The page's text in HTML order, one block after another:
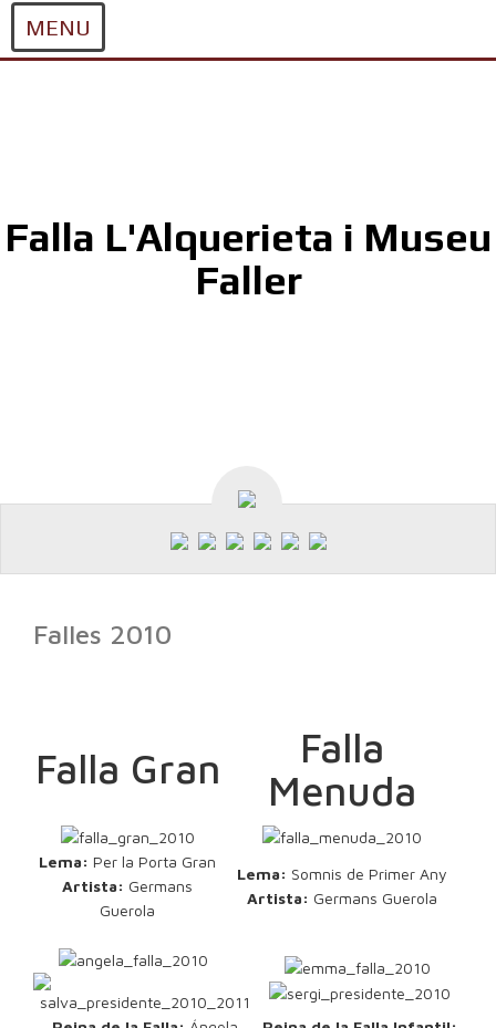
MENU
Falla L'Alquerieta i Museu
Faller
Falles 2010
Falla Gran
Falla
Menuda
Lema: Per la Porta Gran
Artista: Germans
Guerola
Lema: Somnis de Primer Any
Artista: Germans Guerola